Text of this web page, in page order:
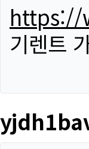
https://
기렌트